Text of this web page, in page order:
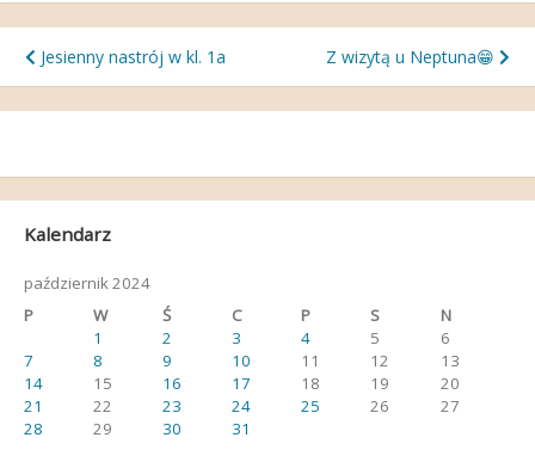
Nawigacja
wpisu
Jesienny nastrój w kl. 1a Z wizytą u Neptuna😁
Kalendarz
październik 2024
P
W Ś C P S
N
1
2 3 4 5
6
7
8 9 10 11 12
13
14
15 16 17 18 19
20
21
22 23 24 25 26
27
28
29 30 31